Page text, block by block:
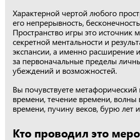
Характерной чертой любого
его непрерывность,
Пространство игры это источник
секретной ментальности и
экспансии, а именно расширение
за первоначальные пределы
убеждений и возможностей.
Вы почувствуете метафорический
времени, течение времени, волны
времени, пучину веков, бурю лет
Кто проводил это